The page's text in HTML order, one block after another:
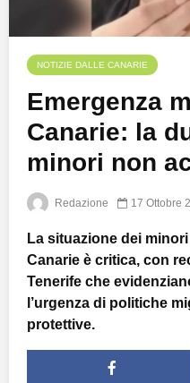
NOTIZIE DALLE CANARIE
Emergenza
Canarie: la
minori non
Redazione 17 Ottobre
La situazione dei
Canarie è critica, con
Tenerife che
l’urgenza di politiche
protettive.